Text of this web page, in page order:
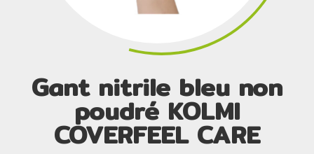
Gant nitrile bleu non
poudré KOLMI
COVERFEEL CARE